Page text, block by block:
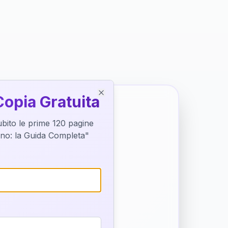
di
Gratuita
le prime 120 pagine
la Guida Completa"